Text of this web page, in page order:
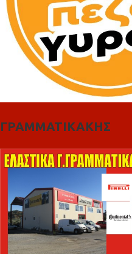
ΓΡΑΜΜΑΤΙΚΑΚΗΣ